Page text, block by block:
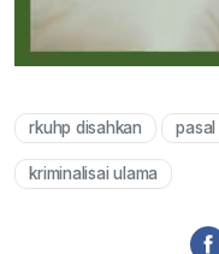
rkuhp disahkan
kriminalisai ulama